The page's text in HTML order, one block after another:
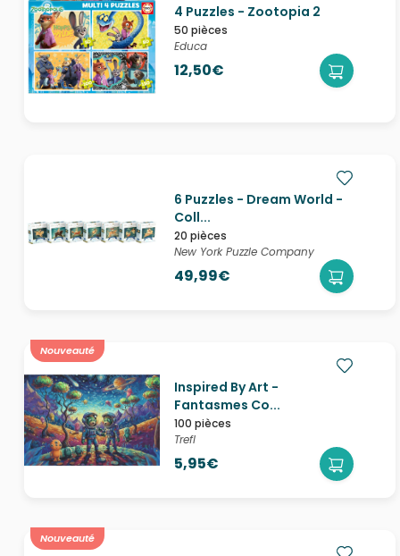
4 Puzzles - Zootopia 2
50 pièces
Educa
12,50€
6 Puzzles - Dream World -
Coll...
20 pièces
New York Puzzle Company
49,99€
Nouveauté
Inspired By Art -
Fantasmes Co...
100 pièces
Trefl
5,95€
Nouveauté